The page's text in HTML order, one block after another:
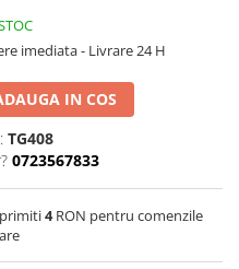
imediata - Livrare 24 H
IN COS
TG408
0723567833
4RON pentru comenzile